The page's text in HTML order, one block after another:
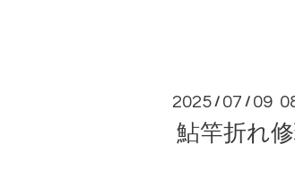
2025 / 07 / 09
鮎竿折れ